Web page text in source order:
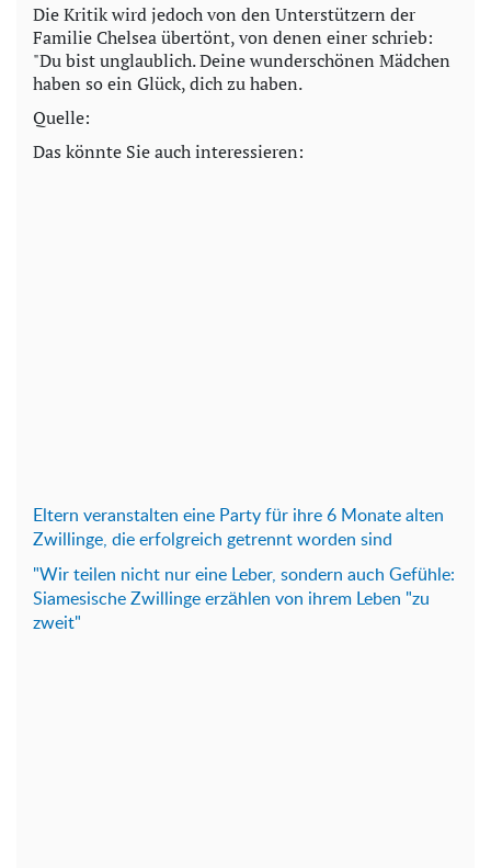
Die Kritik wird jedoch von den Unterstützern der
Familie Chelsea übertönt, von denen einer schrieb:
"Du bist unglaublich. Deine wunderschönen Mädchen
haben so ein Glück, dich zu haben.
Quelle:
Das könnte Sie auch interessieren:
Eltern veranstalten eine Party für ihre 6 Monate alten
Zwillinge, die erfolgreich getrennt worden sind
"Wir teilen nicht nur eine Leber, sondern auch Gefühle:
Siamesische Zwillinge erzählen von ihrem Leben "zu
zweit"